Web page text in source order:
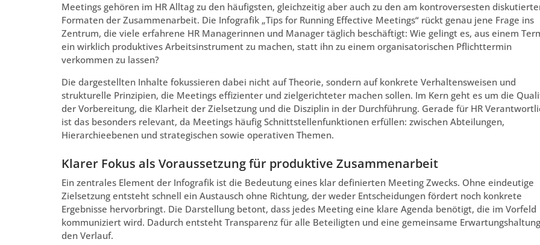
Meetings gehören im HR Alltag zu den häufigsten, gleichzeitig aber auch zu den am kontroversesten
Formaten der Zusammenarbeit. Die Infografik „Tips for Running Effective Meetings“ rückt genau jene Frage ins
Zentrum, die viele erfahrene HR Managerinnen und Manager täglich beschäftigt: Wie gelingt es, aus einem
ein wirklich produktives Arbeitsinstrument zu machen, statt ihn zu einem organisatorischen Pflichttermin
verkommen zu lassen?
Die dargestellten Inhalte fokussieren dabei nicht auf Theorie, sondern auf konkrete Verhaltensweisen und
strukturelle Prinzipien, die Meetings effizienter und zielgerichteter machen sollen. Im Kern geht es um die
der Vorbereitung, die Klarheit der Zielsetzung und die Disziplin in der Durchführung. Gerade für HR
ist das besonders relevant, da Meetings häufig Schnittstellenfunktionen erfüllen: zwischen Abteilungen,
Hierarchieebenen und strategischen sowie operativen Themen.
Klarer Fokus als Voraussetzung für produktive Zusammenarbeit
Ein zentrales Element der Infografik ist die Bedeutung eines klar definierten Meeting Zwecks. Ohne eindeutige
Zielsetzung entsteht schnell ein Austausch ohne Richtung, der weder Entscheidungen fördert noch konkrete
Ergebnisse hervorbringt. Die Darstellung betont, dass jedes Meeting eine klare Agenda benötigt, die im Vorfeld
kommuniziert wird. Dadurch entsteht Transparenz für alle Beteiligten und eine gemeinsame
den Verlauf.